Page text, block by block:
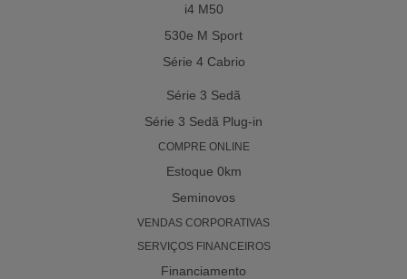
i4 M50
530e M Sport
Série 4 Cabrio
Série 3 Sedã
Série 3 Sedã Plug-in
COMPRE ONLINE
Estoque 0km
Seminovos
VENDAS CORPORATIVAS
SERVIÇOS FINANCEIROS
Financiamento